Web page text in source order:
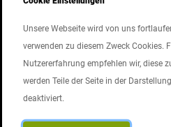
Betrieblicher
Die Ausbildung zum/zur
Grundausbildung (8 Tage) und
Tage). Die Fortbildung erfolgt
Unsere Webseite wird von uns
verwenden zu diesem Zweck Cookies.
Nutzererfahrung empfehlen wir, diese
werden Teile der Seite in der
deaktiviert.